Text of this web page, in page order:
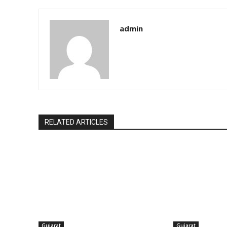
admin
RELATED ARTICLES
Gujarat Gujarat